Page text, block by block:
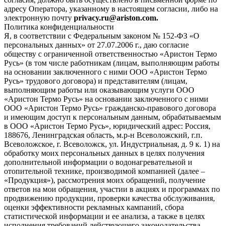
адресу Оператора, указанному в настоящем согласии, либо на
электронную почту privacy.ru@ariston.com.
Политика конфиденциальности
Я, в соответствии с Федеральным законом № 152-ФЗ «О
персональных данных» от 27.07.2006 г., даю согласие
обществу с ограниченной ответственностью «Аристон Термо
Русь» (в том числе работникам (лицам, выполняющим работы
на основании заключенного с ними ООО «Аристон Термо
Русь» трудового договора) и представителям (лицам,
выполняющим работы или оказывающим услуги ООО
«Аристон Термо Русь» на основании заключенного с ними
ООО «Аристон Термо Русь» гражданско-правового договора
и имеющим доступ к персональным данным, обрабатываемым
в ООО «Аристон Термо Русь», юридический адрес: Россия,
188676, Ленинградская область, м.р-н Всеволожский, г.п.
Всеволожское, г. Всеволожск, ул. Индустриальная, д. 9 к. 1) на
обработку моих персональных данных в целях получения
дополнительной информации о водонагревательной и
отопительной технике, производимой компанией (далее –
«Продукция»), рассмотрения моих обращений, получение
ответов на мои обращения, участии в акциях и программах по
продвижению продукции, проверки качества обслуживания,
оценки эффективности рекламных кампаний, сбора
статистической информации и ее анализа, а также в целях